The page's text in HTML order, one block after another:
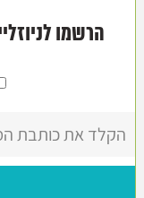
הרשמו